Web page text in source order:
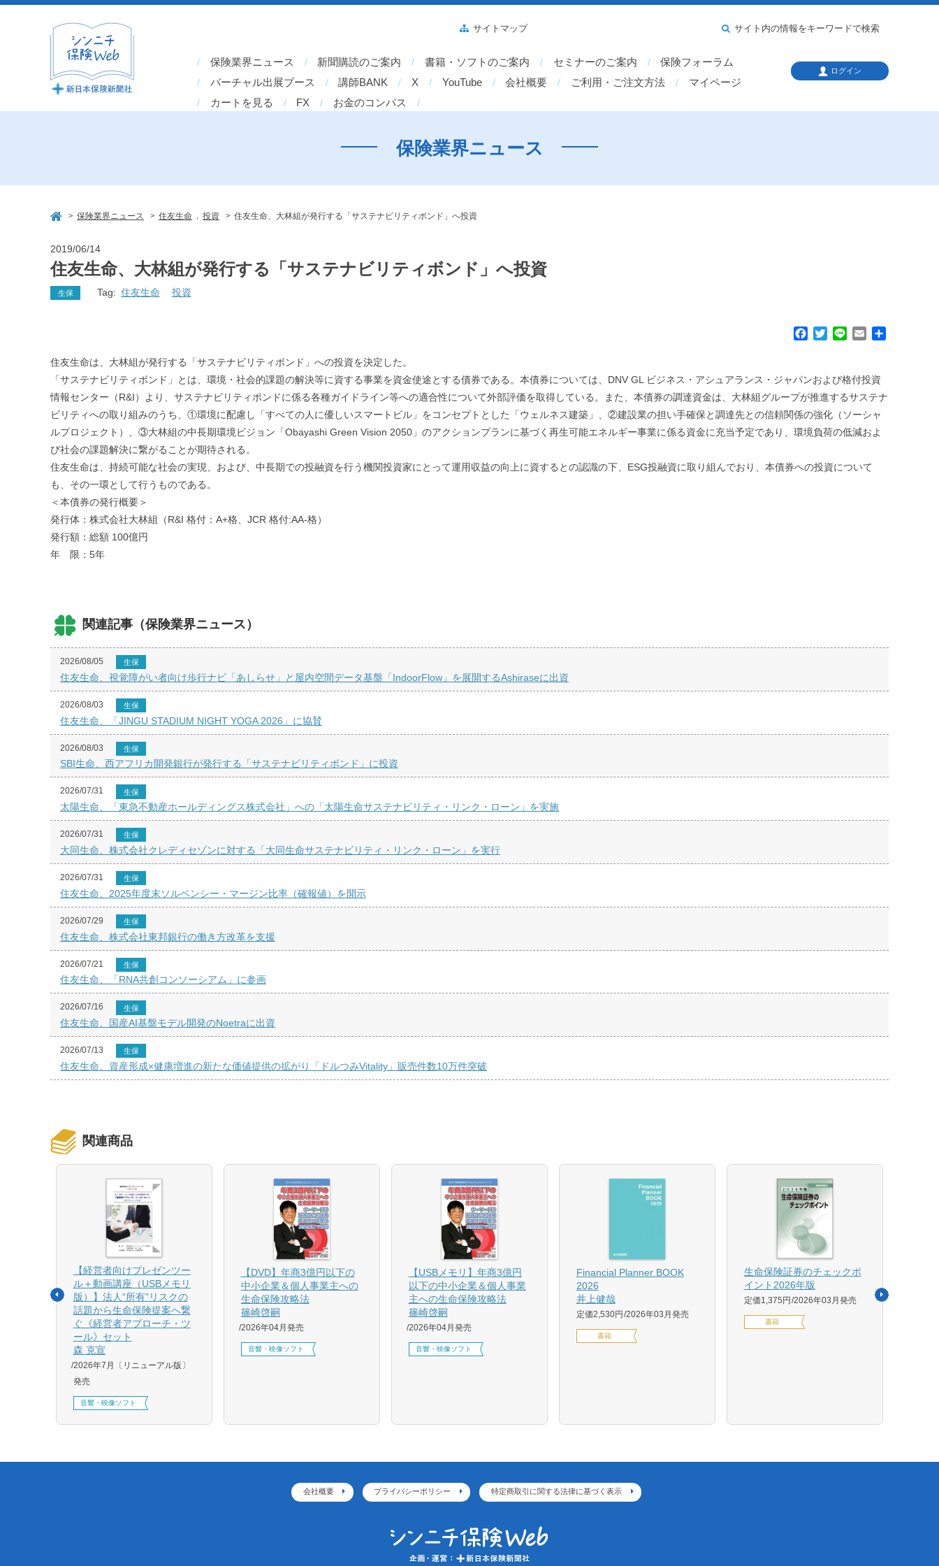
保険業界ニュース 新聞購読のご案内 書籍・ソフトのご案内 セミナーのご案内
保険フォーラム
バーチャル出展ブース
講師BANK X YouTube 会社概要 ご利用・ご注文方法
マイページ
カートを見る
FX お金のコンパス
サイトマップ サイト内の情報をキーワードで検索
ログイン
保険業界ニュース
> 保険業界ニュース > 住友生命 投資 > 住友生命、大林組が発行する「サステナビリティボンド」へ投資
2019/06/14
住友生命、大林組が発行する「サステナビリティボンド」へ投資
生保 Tag: 住友生命 投資
o
o
k
t
e
r
e
i
住友生命は、大林組が発行する「サステナビリティボンド」への投資を決定した。
「サステナビリティボンド」とは、環境・社会的課題の解決等に資する事業を資金使途とする債券である。本債券については、DNV GL ビジネス・アシュアランス・ジャパンおよび格付投資
情報センター（R&I）より、サステナビリティボンドに係る各種ガイドライン等への適合性について外部評価を取得している。また、本債券の調達資金は、大林組グループが推進するサステナ
ビリティへの取り組みのうち、①環境に配慮し「すべての人に優しいスマートビル」をコンセプトとした「ウェルネス建築」、②建設業の担い手確保と調達先との信頼関係の強化（ソーシャ
ルプロジェクト）、③大林組の中長期環境ビジョン「Obayashi Green Vision 2050」のアクションプランに基づく再生可能エネルギー事業に係る資金に充当予定であり、環境負荷の低減およ
び社会の課題解決に繋がることが期待される。
住友生命は、持続可能な社会の実現、および、中長期での投融資を行う機関投資家にとって運用収益の向上に資するとの認識の下、ESG投融資に取り組んでおり、本債券への投資について
も、その一環として行うものである。
＜本債券の発行概要＞
発行体：株式会社大林組（R&I 格付：A+格、JCR 格付:AA-格）
発行額：総額 100億円
年 限：5年
関連記事（保険業界ニュース）
2026/08/05 生保
住友生命、視覚障がい者向け歩行ナビ「あしらせ」と屋内空間データ基盤「IndoorFlow」を展開するAshiraseに出資
2026/08/03 生保
住友生命、「JINGU STADIUM NIGHT YOGA 2026」に協賛
2026/08/03 生保
SBI生命、西アフリカ開発銀行が発行する「サステナビリティボンド」に投資
2026/07/31 生保
太陽生命、「東急不動産ホールディングス株式会社」への「太陽生命サステナビリティ・リンク・ローン」を実施
2026/07/31 生保
大同生命、株式会社クレディセゾンに対する「大同生命サステナビリティ・リンク・ローン」を実行
2026/07/31 生保
住友生命、2025年度末ソルベンシー・マージン比率（確報値）を開示
2026/07/29 生保
住友生命、株式会社東邦銀行の働き方改革を支援
2026/07/21 生保
住友生命、「RNA共創コンソーシアム」に参画
2026/07/16 生保
住友生命、国産AI基盤モデル開発のNoetraに出資
2026/07/13 生保
住友生命、資産形成×健康増進の新たな価値提供の拡がり「ドルつみVitality」販売件数10万件突破
関連商品
【経営者向けプレゼンツー
ル＋動画講座（USBメモリ
版）】法人“所有”リスクの
話題から生命保険提案へ繋
ぐ《経営者アプローチ・ツ
ール》セット
森 克宣
2026年7月〔リニューアル版〕
発売
音響・映像ソフト
【DVD】年商3億円以下の
中小企業＆個人事業主への
生命保険攻略法
篠崎啓嗣
2026年04月発売
音響・映像ソフト
【USBメモリ】年商3億円
以下の中小企業＆個人事業
主への生命保険攻略法
篠崎啓嗣
2026年04月発売
音響・映像ソフト
Financial Planner BOOK
2026
井上健哉
定価2,530円 2026年03月発売
書籍
生命保険証券のチェックポ
イント2026年版
定価1,375円 2026年03月発売
書籍
会社概要 プライバシーポリシー 特定商取引に関する法律に基づく表示